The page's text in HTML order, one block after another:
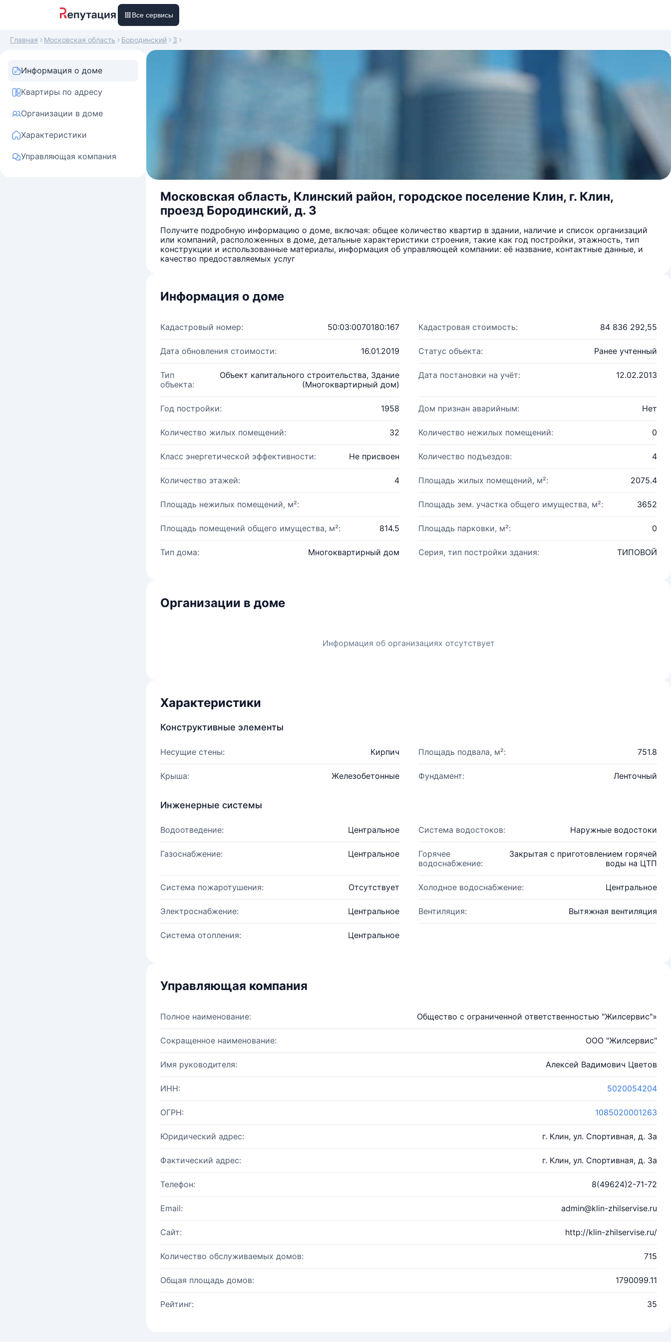
Все сервисы
Главная Московская область Бородинский 3
Информация о доме
Квартиры по адресу
Организации в доме
Характеристики
Управляющая компания
Московская область, Клинский район, городское поселение Клин, г. Клин,
проезд Бородинский, д. 3
Получите подробную информацию о доме, включая: общее количество квартир в здании, наличие и список организаций
или компаний, расположенных в доме, детальные характеристики строения, такие как год постройки, этажность, тип
конструкции и использованные материалы, информация об управляющей компании: её название, контактные данные, и
качество предоставляемых услуг
Информация о доме
Кадастровый номер: 50:03:0070180:167 Кадастровая стоимость: 84 836 292,55
Дата обновления стоимости: 16.01.2019 Статус объекта: Ранее учтенный
Тип
объекта:
Объект капитального строительства, Здание
(Многоквартирный дом)
Дата постановки на учёт: 12.02.2013
Год постройки: 1958 Дом признан аварийным: Нет
Количество жилых помещений: 32 Количество нежилых помещений: 0
Класс энергетической эффективности: Не присвоен Количество подъездов: 4
Количество этажей: 4 Площадь жилых помещений, м²: 2075.4
Площадь нежилых помещений, м²: Площадь зем. участка общего имущества, м²: 3652
Площадь помещений общего имущества, м²: 814.5 Площадь парковки, м²: 0
Тип дома: Многоквартирный дом Серия, тип постройки здания: ТИПОВОЙ
Организации в доме
Информация об организациях отсутствует
Характеристики
Конструктивные элементы
Несущие стены: Кирпич Площадь подвала, м²: 751.8
Крыша: Железобетонные Фундамент: Ленточный
Инженерные системы
Водоотведение: Центральное Система водостоков: Наружные водостоки
Газоснабжение: Центральное
Горячее
водоснабжение:
Закрытая с приготовлением горячей
воды на ЦТП
Система пожаротушения: Отсутствует Холодное водоснабжение: Центральное
Электроснабжение: Центральное Вентиляция: Вытяжная вентиляция
Система отопления: Центральное
Управляющая компания
Полное наименование: Общество с ограниченной ответственностью "Жилсервис"»
Сокращенное наименование: ООО "Жилсервис"
Имя руководителя: Алексей Вадимович Цветов
ИНН: 5020054204
ОГРН: 1085020001263
Юридический адрес: г. Клин, ул. Спортивная, д. 3а
Фактический адрес: г. Клин, ул. Спортивная, д. 3а
Телефон: 8(49624)2-71-72
Email: admin@klin-zhilservise.ru
Сайт: http://klin-zhilservise.ru/
Количество обслуживаемых домов: 715
Общая площадь домов: 1790099.11
Рейтинг: 35